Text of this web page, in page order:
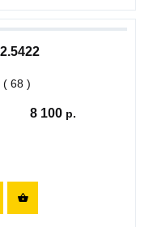
68 )
8 100
